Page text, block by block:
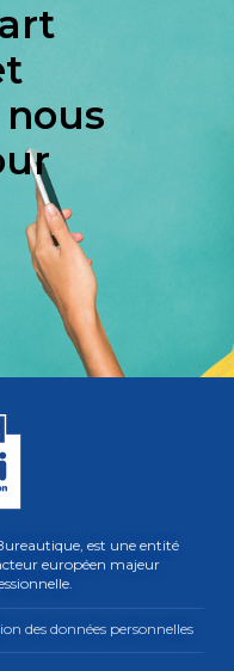
est une entité
européen majeur
des données personnelles